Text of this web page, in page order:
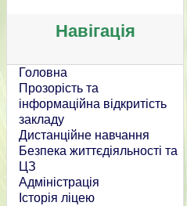
Навігація
Головна
Прозорість та
інформаційна відкритість
закладу
Дистанційне навчання
Безпека життєдіяльності та
ЦЗ
Адміністрація
Історія ліцею